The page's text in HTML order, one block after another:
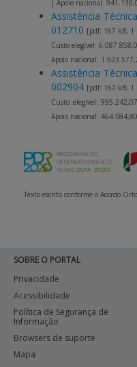
| Apoio nacional:
Assistência
012710 [pdf: 167 kB; 1
Custo elegível:
Apoio nacional:
Assistência
002904 [pdf: 167 kB; 1
Custo elegível:
Apoio nacional:
Texto escrito conforme o Acordo
SOBRE O PORTAL
Privacidade
Acessibilidade
Política de Segurança de
Informação
Browsers de suporte
Mapa